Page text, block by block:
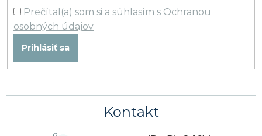
Prečítal(a) som si a súhlasím s Ochranou
osobných údajov
Prihlásiť sa
Kontakt